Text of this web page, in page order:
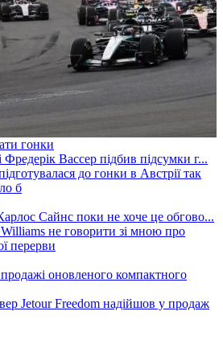
гонки
до гонки в Австрії так
б
не говорити зі мною про
перерви
Jetour Freedom надійшов у продаж